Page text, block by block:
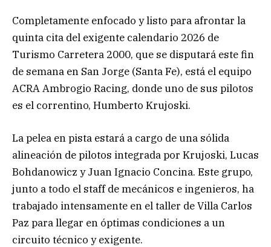
Completamente enfocado y listo para afrontar la
quinta cita del exigente calendario 2026 de
Turismo Carretera 2000, que se disputará este fin
de semana en San Jorge (Santa Fe), está el equipo
ACRA Ambrogio Racing, donde uno de sus pilotos
es el correntino, Humberto Krujoski.
La pelea en pista estará a cargo de una sólida
alineación de pilotos integrada por Krujoski, Lucas
Bohdanowicz y Juan Ignacio Concina. Este grupo,
junto a todo el staff de mecánicos e ingenieros, ha
trabajado intensamente en el taller de Villa Carlos
Paz para llegar en óptimas condiciones a un
circuito técnico y exigente.